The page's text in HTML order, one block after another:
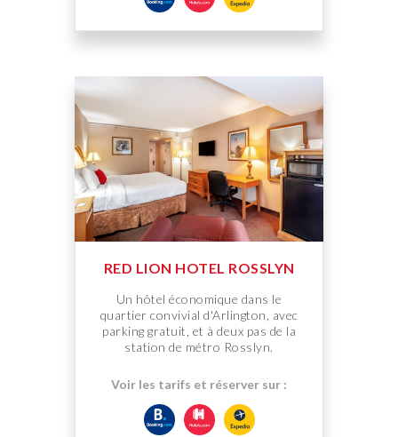
RED LION HOTEL ROSSLYN
Un hôtel économique dans le
quartier convivial d'Arlington, avec
parking gratuit, et à deux pas de la
station de métro Rosslyn.
Voir les tarifs et réserver sur :